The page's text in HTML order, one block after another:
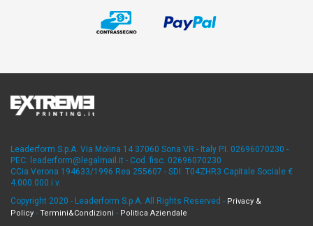
Leaderform S.p.A. Via Molina 14 37060 Sona VR - Italy P.I. 02696070230 -
PEC: leaderform@legalmail.it - Cod. fisc. 02696070230
CCia Verona 194633/1996 Rea 255607 - SDI: T04ZHR3 Capitale Sociale €
4.000.000 i.v.
Copyright 2020 - Leaderform S.p.A. All Rights Reserved - Privacy &
Policy - Termini&Condizioni - Politica Aziendale